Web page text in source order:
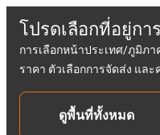
โปรดเลือกที่อยู่กา
การเลือกหน้าประเทศ/ภูมิภ
ราคา ตัวเลือกการจัดส่ง แ
ดูพื้นที่ทั้งหมด